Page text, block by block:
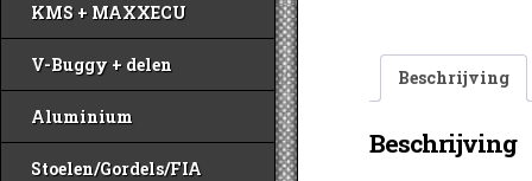
KMS + MAXXECU
V-Buggy + delen
Aluminium
Stoelen/Gordels/FIA
Beschrijving
Beschrijving